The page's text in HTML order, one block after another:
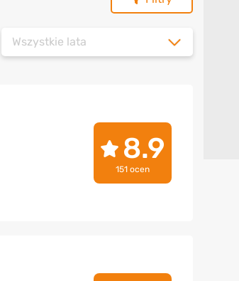
Wszystkie lata
8.9
151 ocen